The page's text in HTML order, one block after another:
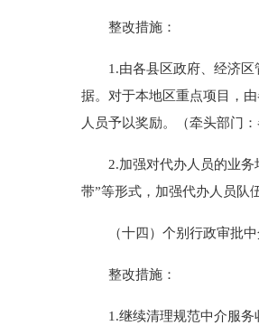
整改措施：
1.由各县区政府、经济区管
据。对于本地区重点项目，
人员予以奖励。（牵头部门
2.加强对代办人员的业务培
带”等形式，加强代办人员队
（十四）个别行政审批中
整改措施：
1.继续清理规范中介服务收